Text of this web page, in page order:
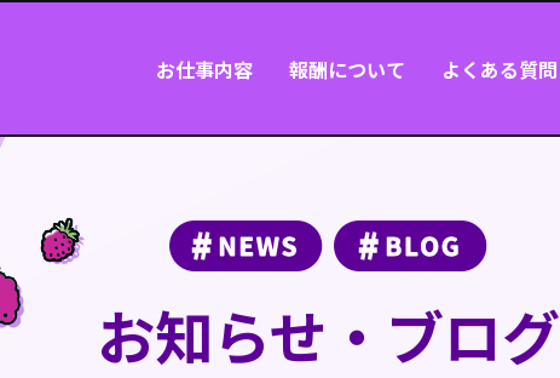
お仕事内容 報酬について よくある質問
お知らせ・ブログ